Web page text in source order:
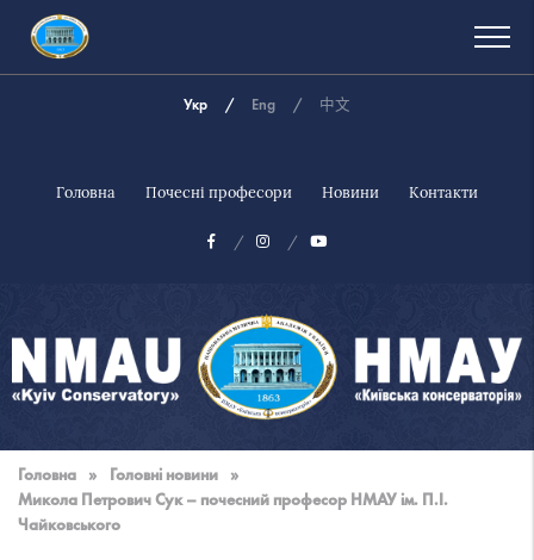
Укр Eng 中文
Головна Почесні професори Новини Контакти
музична
академія
України
Головна » Головні новини
»
Микола Петрович Сук – почесний професор НМАУ ім. П.І.
Чайковського